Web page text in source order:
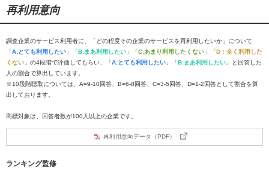
再利用意向
調査企業のサービス利用者に、「どの程度その企業のサービスを再利用したいか」について
「A:とても利用したい 」「B:まあ利用したい 」「C:あまり利用したくない 」「D：全く利用した
くない 」の4段階で評価してもらい、「A:とても利用したい 」「B:まあ利用したい 」と回答した
人の割合で算出しています。
※10段階聴取については、A=9-10回答、B=6-8回答、C=3-5回答、D=1-2回答として割合を算
出しております。
商標対象は、回答者数が100人以上の企業です。
再利用意向データ（PDF）
ランキング監修